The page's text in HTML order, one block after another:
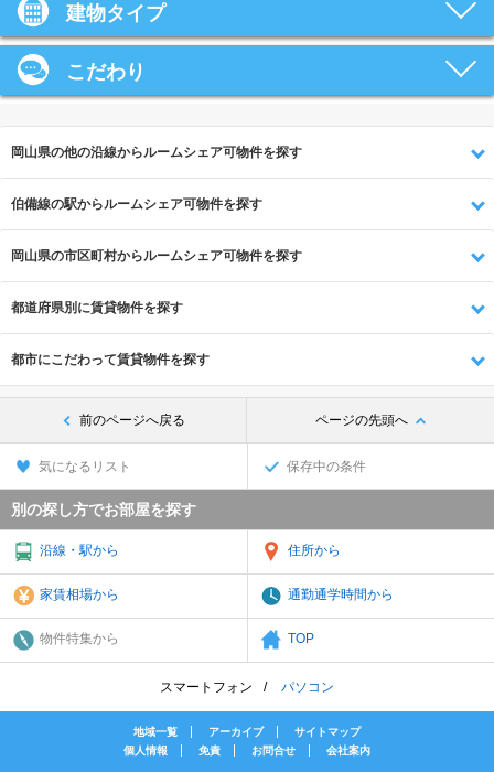
建物タイプ
こだわり
岡山県の他の沿線からルームシェア可物件を探す
伯備線の駅からルームシェア可物件を探す
岡山県の市区町村からルームシェア可物件を探す
都道府県別に賃貸物件を探す
都市にこだわって賃貸物件を探す
前のページへ戻る ページの先頭へ
気になるリスト 保存中の条件
別の探し方でお部屋を探す
沿線・駅から 住所から
家賃相場から 通勤通学時間から
物件特集から TOP
スマートフォン パソコン
地域一覧 アーカイブ
サイトマップ
個人情報
免責 お問合せ 会社案内